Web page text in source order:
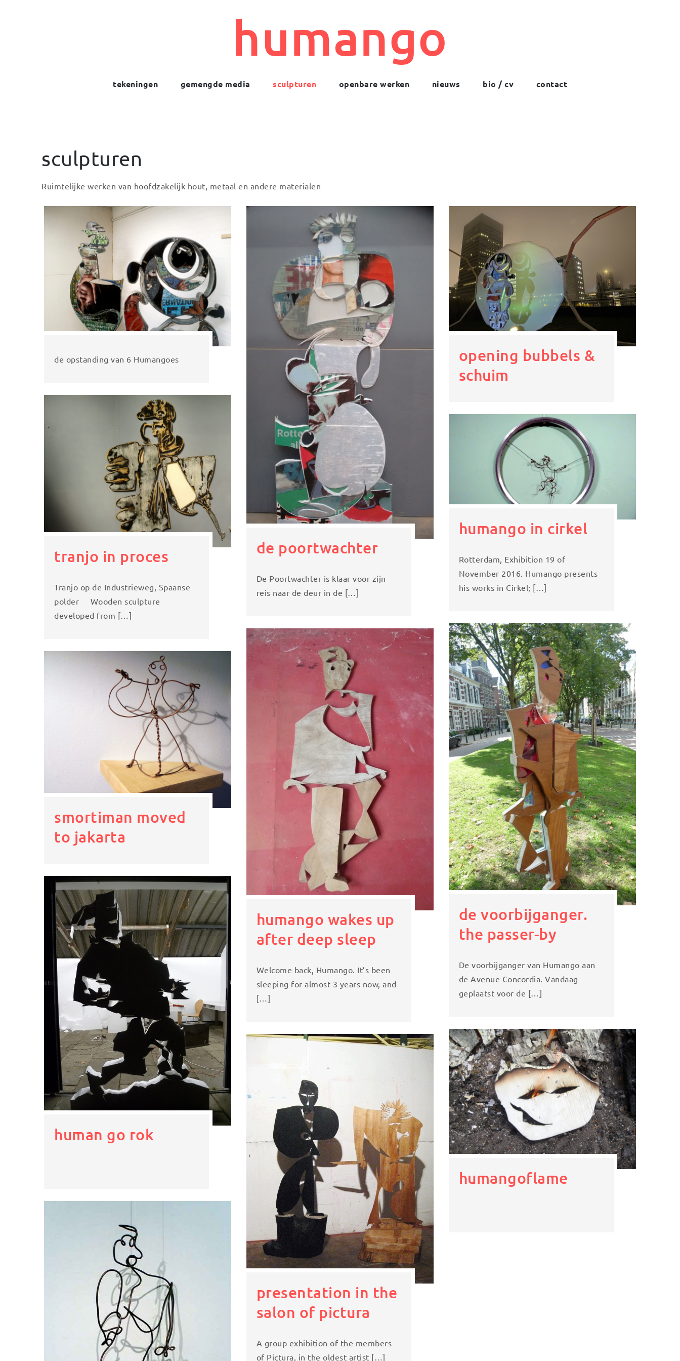
humango
tekeningen gemengde media sculpturen openbare werken nieuws bio / cv contact
sculpturen
Ruimtelijke werken van hoofdzakelijk hout, metaal en andere materialen
de opstanding van 6 Humangoes
de poortwachter
De Poortwachter is klaar voor zijn
reis naar de deur in de […]
opening bubbels &
schuim
tranjo in proces
Tranjo op de Industrieweg, Spaanse
polder Wooden sculpture
developed from […]
humango in cirkel
Rotterdam, Exhibition 19 of
November 2016. Humango presents
his works in Cirkel; […]
de voorbijganger.
the passer-by
De voorbijganger van Humango aan
de Avenue Concordia. Vandaag
geplaatst voor de […]
humango wakes up
after deep sleep
Welcome back, Humango. It’s been
sleeping for almost 3 years now, and
[…]
smortiman moved
to jakarta
human go rok
humangoflame
presentation in the
salon of pictura
A group exhibition of the members
of Pictura, in the oldest artist […]